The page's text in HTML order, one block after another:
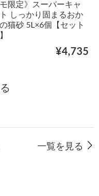
限定》スーパーキャ
しっかり固まるおか
猫砂 5L×6個【セット
¥4,735
一覧を見る